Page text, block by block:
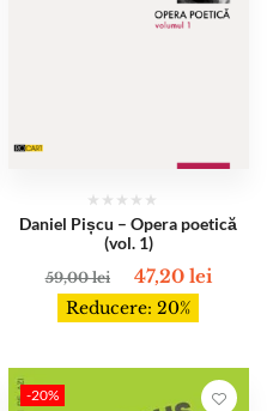
Daniel Pișcu – Opera poetică
(vol. 1)
59,00lei 47,20 lei
Reducere: 20%
-20%